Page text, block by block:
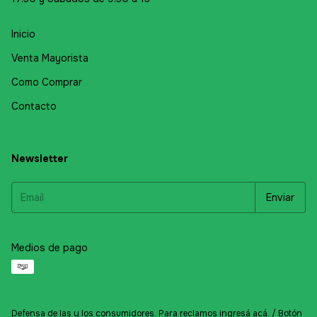
Inicio
Venta Mayorista
Como Comprar
Contacto
Newsletter
Medios de pago
Defensa de las y los consumidores. Para reclamos ingresá acá. / Botón